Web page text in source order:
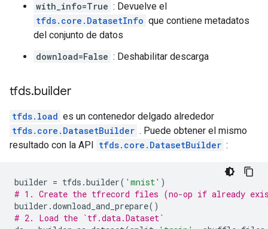
with_info=True : Devuelve el
tfds.core.DatasetInfo que contiene metadatos
del conjunto de datos
download=False : Deshabilitar descarga
tfds.builder
tfds.load es un contenedor delgado alrededor
tfds.core.DatasetBuilder . Puede obtener el mismo
resultado con la API tfds.core.DatasetBuilder :
builder = tfds .builder( 'mnist' )
# 1. Create the tfrecord files (no-op if already
builder .download_and_prepare()
# 2. Load the `tf.data.Dataset`